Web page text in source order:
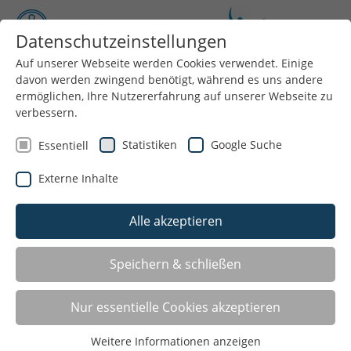
Menü
Sportabzeichen
Das Deutsche Sportabzeichen (DSA) ist eine
Auszeichnung des Deutschen Olympischen
Sportbundes (DOSB), das vor Ort durch den
Kreissportbund Oberberg verliehen wird.
Es ist die höchste Auszeichnung außerhalb des
Wettkampfsportes und wird als Leistungsabzeichen für
überdurchschnittliche und vielseitige körperliche
Datenschutzeinstellungen
Auf unserer Webseite werden Cookies verwendet. Einige
davon werden zwingend benötigt, während es uns andere
ermöglichen, Ihre Nutzererfahrung auf unserer Webseite zu
verbessern.
Essentiell Statistiken Google Suche
Externe Inhalte
Alle akzeptieren
Speichern & schließen
Nur essentielle Cookies akzeptieren
Weitere Informationen anzeigen